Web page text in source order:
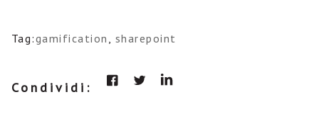
Tag:gamification , sharepoint
Condividi: